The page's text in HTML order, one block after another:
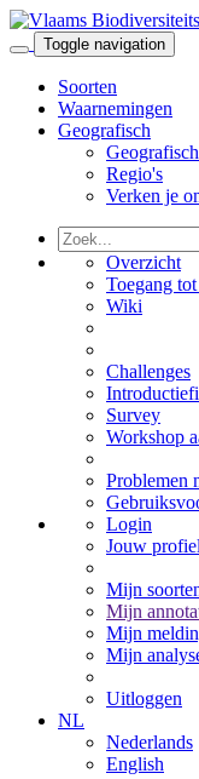
Toggle navigation
Soorten
Waarnemingen
Geografisch
Regio's
Verken je
Overzicht
Toegang
Wiki
Challenges
Survey
Workshop
Problemen
Login
Jouw profiel
Mijn
Mijn
Mijn
Mijn
Uitloggen
NL
Nederlands
English